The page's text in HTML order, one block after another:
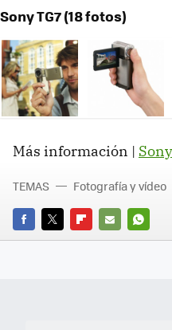
Sony TG7 (18 fotos)
Más información | Sony
FACEBOOK
TWITTERFLIPBOARD
E-
TEMAS Fotografía y vídeo